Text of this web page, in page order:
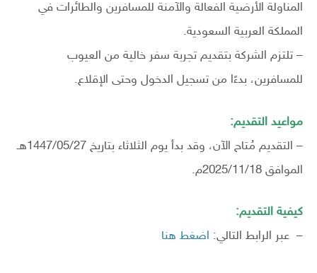
المناولة الأرضية الفعالة والآمنة للمسافرين والطائرات في
المملكة العربية السعودية.
– تلتزم الشركة بتقديم تجربة سفر خالية من العيوب
للمسافرين، بدءًا من تسجيل الدخول وحتى الإقلاع.
مواعيد التقديم:
– التقديم مُتاح الآن، وقد بدأ يوم الثلاثاء بتاريخ 1447/05/27هـ
الموافق 2025/11/18م.
كيفية التقديم:
– عبر الرابط التالي: اضغط هنا